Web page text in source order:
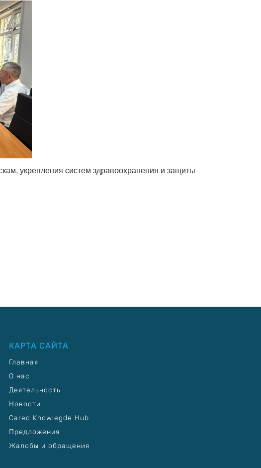
укрепления систем здравоохранения и защиты
КАРТА САЙТА
Главная
О нас
Деятельность
Новости
Carec Knowlegde Hub
Предложения
Жалобы и обращения